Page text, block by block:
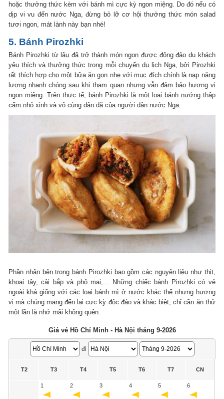
hoặc thưởng thức kèm với bánh mì cực kỳ ngon miệng. Do đó nếu có
dịp vi vu đến nước Nga, đừng bỏ lỡ cơ hội thưởng thức món salad
tươi ngon, mát lành này bạn nhé!
5. Bánh Pirozhki
Bánh Pirozhki từ lâu đã trở thành món ngon được đông đảo du khách
yêu thích và thưởng thức trong mỗi chuyến du lịch Nga, bởi Pirozhki
rất thích hợp cho một bữa ăn gọn nhẹ với mục đích chính là nạp năng
lượng nhanh chóng sau khi tham quan nhưng vẫn đảm bảo hương vị
ngon miệng. Trên thực tế, bánh Pirozhki là một loại bánh nướng thập
cẩm nhỏ xinh và vô cùng dân dã của người dân nước Nga.
Phần nhân bên trong bánh Pirozhki bao gồm các nguyên liệu như thịt,
khoai tây, cải bắp và phô mai,… Những chiếc bánh Pirozhki có vẻ
ngoài khá giống với các loại bánh mì ở nước khác thế nhưng hương
vị mà chúng mang đến lại cực kỳ độc đáo và khác biệt, chỉ cần ăn thử
một lần là nhớ mãi không quên.
Giá vé Hồ Chí Minh - Hà Nội tháng 9-2026
đi
T2 T3 T4 T5 T6 T7 CN
1 2 3 4 5 6